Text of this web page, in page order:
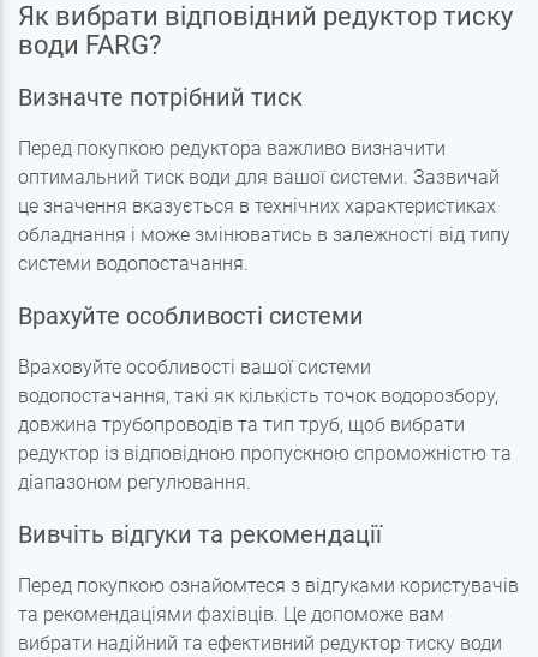
Як вибрати відповідний редуктор тиску
води FARG?
Визначте потрібний тиск
Перед покупкою редуктора важливо визначити
оптимальний тиск води для вашої системи. Зазвичай
це значення вказується в технічних характеристиках
обладнання і може змінюватись в залежності від типу
системи водопостачання.
Врахуйте особливості системи
Враховуйте особливості вашої системи
водопостачання, такі як кількість точок водорозбору,
довжина трубопроводів та тип труб, щоб вибрати
редуктор із відповідною пропускною спроможністю та
діапазоном регулювання.
Вивчіть відгуки та рекомендації
Перед покупкою ознайомтеся з відгуками користувачів
та рекомендаціями фахівців. Це допоможе вам
вибрати надійний та ефективний редуктор тиску води